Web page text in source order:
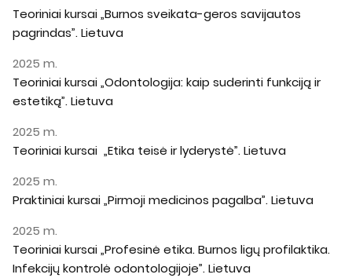
Teoriniai kursai „Burnos sveikata-geros savijautos
pagrindas”. Lietuva
2025 m.
Teoriniai kursai „Odontologija: kaip suderinti funkciją ir
estetiką”. Lietuva
2025 m.
Teoriniai kursai „Etika teisė ir lyderystė”. Lietuva
2025 m.
Praktiniai kursai „Pirmoji medicinos pagalba”. Lietuva
2025 m.
Teoriniai kursai „Profesinė etika. Burnos ligų profilaktika.
Infekcijų kontrolė odontologijoje”. Lietuva